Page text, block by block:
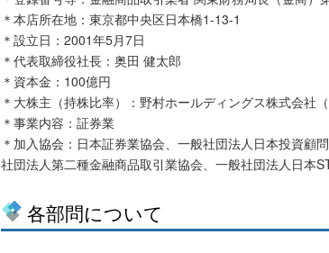
＊本店所在地：東京都中央区日本橋1-13-1
＊設立日：2001年5月7日
＊代表取締役社長：奥田 健太郎
＊資本金：100億円
＊大株主（持株比率）：野村ホールディングス株式会社（
＊事業内容：証券業
＊加入協会：日本証券業協会、一般社団法人日本投資顧
社団法人第二種金融商品取引業協会、一般社団法人日本
各部問について